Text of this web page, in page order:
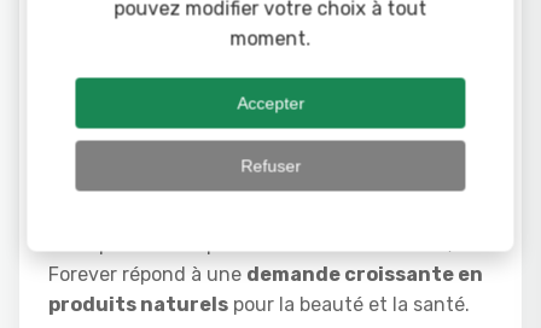
Une activité sérieuse, légale et
Forever Living respecte un cadre réglementé,
transparent et éthique.
Des produits de qualité,
naturels et tendance
Forever répond à une demande croissante en
produits naturels pour la beauté et la santé.
pouvez modifier votre choix à tout
moment.
Accepter
Refuser